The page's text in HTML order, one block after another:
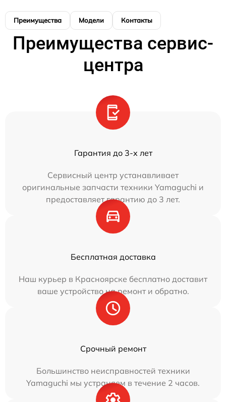
Преимущества Модели Контакты
Преимущества сервис-
центра
Гарантия до 3-х лет
Сервисный центр устанавливает
оригинальные запчасти техники Yamaguchi и
предоставляет гарантию до 3 лет.
Бесплатная доставка
Наш курьер в Красноярске бесплатно доставит
ваше устройство на ремонт и обратно.
Срочный ремонт
Большинство неисправностей техники
Yamaguchi мы устраняем в течение 2 часов.